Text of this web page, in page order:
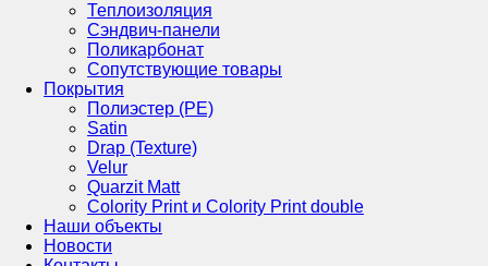
Теплоизоляция
Сэндвич-панели
Поликарбонат
Сопутствующие товары
Покрытия
Полиэстер (РЕ)
Satin
Drap (Texture)
Velur
Quarzit Matt
Colority Print и Colority Print double
Наши объекты
Новости